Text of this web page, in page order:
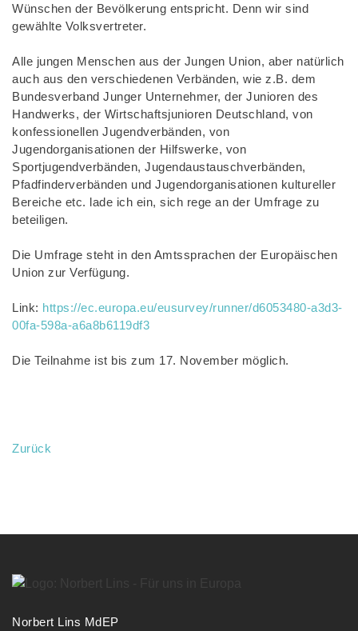
Wünschen der Bevölkerung entspricht. Denn wir sind
gewählte Volksvertreter.
Alle jungen Menschen aus der Jungen Union, aber natürlich
auch aus den verschiedenen Verbänden, wie z.B. dem
Bundesverband Junger Unternehmer, der Junioren des
Handwerks, der Wirtschaftsjunioren Deutschland, von
konfessionellen Jugendverbänden, von
Jugendorganisationen der Hilfswerke, von
Sportjugendverbänden, Jugendaustauschverbänden,
Pfadfinderverbänden und Jugendorganisationen kultureller
Bereiche etc. lade ich ein, sich rege an der Umfrage zu
beteiligen.
Die Umfrage steht in den Amtssprachen der Europäischen
Union zur Verfügung.
Link: https://ec.europa.eu/eusurvey/runner/d6053480-a3d3-
00fa-598a-a6a8b6119df3
Die Teilnahme ist bis zum 17. November möglich.
Zurück
Norbert Lins MdEP